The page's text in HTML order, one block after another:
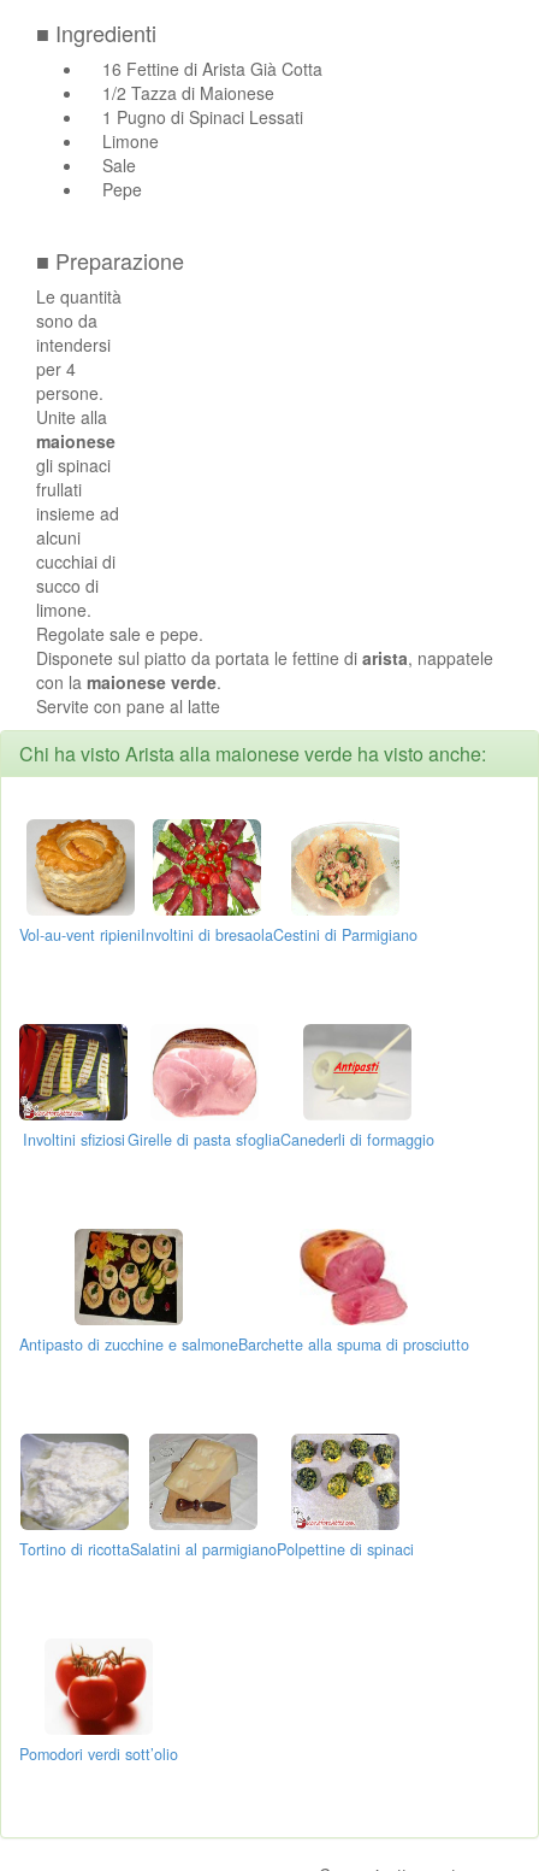
■ Ingredienti
16 Fettine di Arista Già Cotta
1/2 Tazza di Maionese
1 Pugno di Spinaci Lessati
Limone
Sale
Pepe
■ Preparazione
Le quantità
sono da
intendersi
per 4
persone.
Unite alla
maionese
gli spinaci
frullati
insieme ad
alcuni
cucchiai di
succo di
limone.
Regolate sale e pepe.
Disponete sul piatto da portata le fettine di arista, nappatele
con la maionese verde.
Servite con pane al latte
Chi ha visto Arista alla maionese verde ha visto anche:
Vol-au-vent ripieniInvoltini di bresaolaCestini di Parmigiano
Involtini sfiziosiGirelle di pasta sfogliaCanederli di formaggio
Antipasto di zucchine e salmoneBarchette alla spuma di prosciutto
Tortino di ricottaSalatini al parmigianoPolpettine di spinaci
Pomodori verdi sott’olio